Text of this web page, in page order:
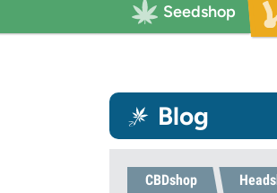
Seedshop
Blog
CBDshop